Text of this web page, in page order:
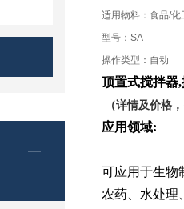
适用物料：食品/化
型号：SA
操作类型：自动
顶置式搅拌器,
（详情及价格
应用领域:
可应用于生物
农药、水处理